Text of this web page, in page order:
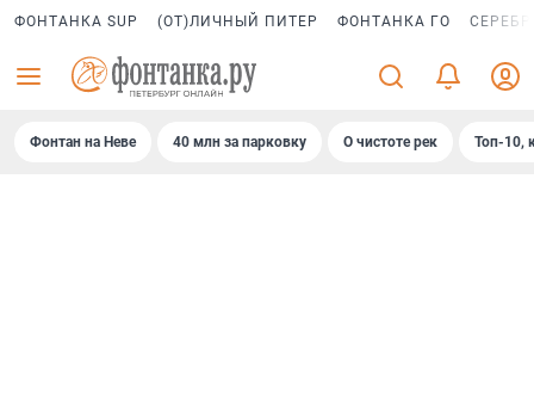
ФОНТАНКА SUP (ОТ)ЛИЧНЫЙ ПИТЕР ФОНТАНКА ГО
Фонтан на Неве 40 млн за парковку О чистоте рек Топ-10,